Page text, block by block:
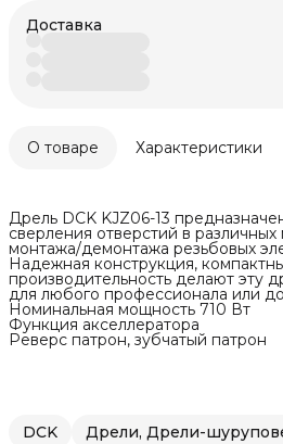
Доставка
О товаре Характеристики
Дрель DCK KJZ06-13
сверления отверстий в
монтажа/демонтажа резьбовых
Надежная конструкция,
производительность делают эту
для любого профессионала или
Номинальная мощность 710 Вт
Функция акселлератора
Реверс патрон, зубчатый патрон
DCK Дрели, Дрели-